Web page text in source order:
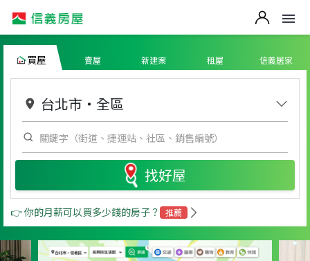
買屋 賣屋 新建案 租屋 信義居家
台北市 ・ 全區
找好屋
👉 你的月薪可以買多少錢的房子？ 推薦